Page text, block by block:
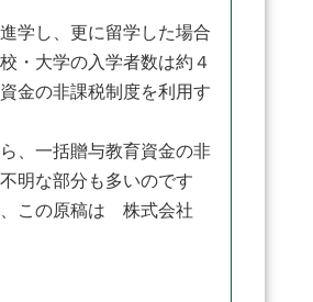
学し、更に留学した場合
・大学の入学者数は約４
金の非課税制度を利用す
、一括贈与教育資金の非
明な部分も多いのです
、この原稿は 株式会社